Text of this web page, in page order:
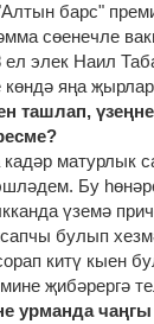
барс"
сөенечле
элек Наил
көндә яңа
ташлап,
матурлык
Бу
үземә
булып
китү кыен
җибәрергә
урманда